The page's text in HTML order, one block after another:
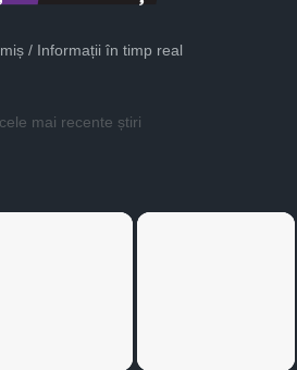
/ Informații în timp real
mai recente știri